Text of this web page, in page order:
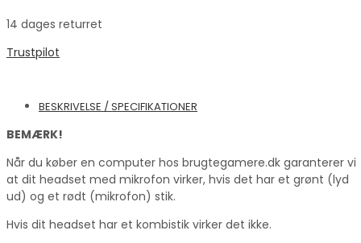
14 dages returret
Trustpilot
BESKRIVELSE / SPECIFIKATIONER
BEMÆRK!
Når du køber en computer hos brugtegamere.dk garanterer vi
at dit headset med mikrofon virker, hvis det har et grønt (lyd
ud) og et rødt (mikrofon) stik.
Hvis dit headset har et kombistik virker det ikke.